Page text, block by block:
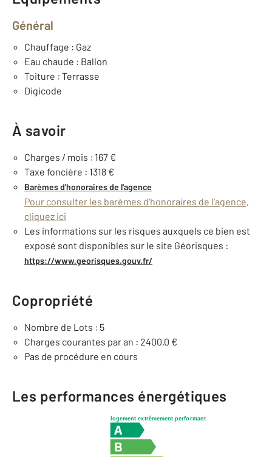
Général
Chauffage : Gaz
Eau chaude : Ballon
Toiture : Terrasse
Digicode
À savoir
Charges / mois : 167 €
Taxe foncière : 1318 €
Barèmes d'honoraires de l'agence
Pour consulter les barèmes d'honoraires de l'agence,
cliquez ici
Les informations sur les risques auxquels ce bien est
exposé sont disponibles sur le site Géorisques :
https://www.georisques.gouv.fr/
Copropriété
Nombre de Lots : 5
Charges courantes par an : 2400,0 €
Pas de procédure en cours
Les performances énergétiques
logement extrêmement performant